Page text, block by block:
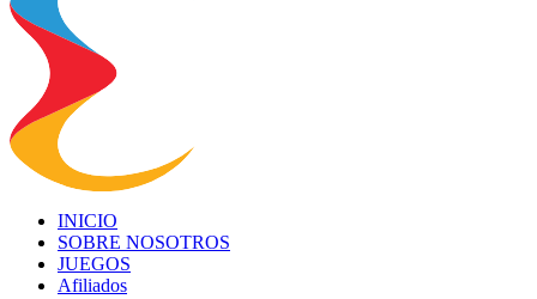
INICIO
SOBRE NOSOTROS
JUEGOS
Afiliados